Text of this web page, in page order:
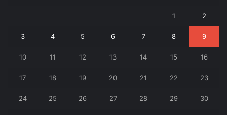
1 2
3 4 5 6 7 8 9
10 11 12 13 14 15 16
17 18 19 20 21 22 23
24 25 26 27 28 29 30